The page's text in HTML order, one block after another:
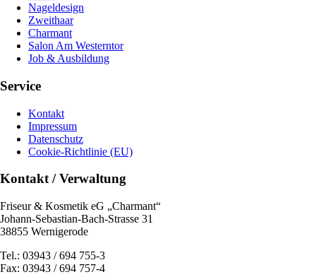
Nageldesign
Zweithaar
Charmant
Salon Am Westerntor
Job & Ausbildung
Service
Kontakt
Impressum
Datenschutz
Cookie-Richtlinie (EU)
Kontakt / Verwaltung
Friseur & Kosmetik eG „Charmant“
Johann-Sebastian-Bach-Strasse 31
38855 Wernigerode
Tel.: 03943 / 694 755-3
Fax: 03943 / 694 757-4